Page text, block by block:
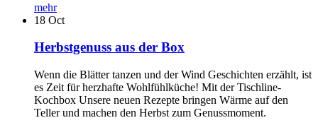
mehr
18 Oct
Herbstgenuss aus der Box
Wenn die Blätter tanzen und der Wind Geschichten erzählt, ist
es Zeit für herzhafte Wohlfühlküche! Mit der Tischline-
Kochbox Unsere neuen Rezepte bringen Wärme auf den
Teller und machen den Herbst zum Genussmoment.